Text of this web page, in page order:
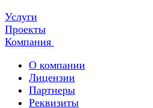
Услуги
Проекты
Компания
О компании
Лицензии
Партнеры
Реквизиты